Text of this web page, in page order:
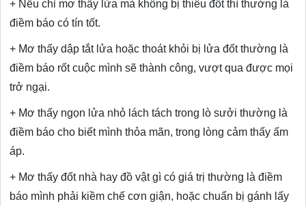
+ Nếu chỉ mơ thấy lửa mà không bị thiêu đốt thì thường là
điềm báo có tín tốt.
+ Mơ thấy dập tắt lửa hoặc thoát khỏi bị lửa đốt thường là
điềm báo rốt cuộc mình sẽ thành công, vượt qua được mọi
trở ngại.
+ Mơ thấy ngọn lửa nhỏ lách tách trong lò sưởi thường là
điềm báo cho biết mình thỏa mãn, trong lòng cảm thấy ấm
áp.
+ Mơ thấy đốt nhà hay đồ vật gì có giá trị thường là điềm
báo mình phải kiềm chế cơn giận, hoặc chuẩn bị gánh lấy